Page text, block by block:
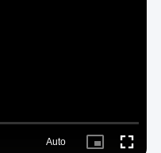
Auto
Picture- Fullscreen